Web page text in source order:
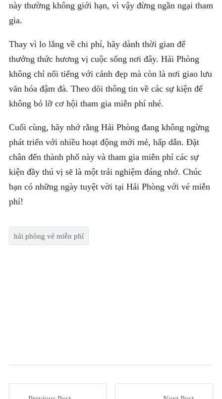
này thường không giới hạn, vì vậy đừng ngần ngại tham
gia.
Thay vì lo lắng về chi phí, hãy dành thời gian để
thưởng thức hương vị cuộc sống nơi đây. Hải Phòng
không chỉ nổi tiếng với cảnh đẹp mà còn là nơi giao lưu
văn hóa đậm đà. Theo dõi thông tin về các sự kiện để
không bỏ lỡ cơ hội tham gia miễn phí nhé.
Cuối cùng, hãy nhớ rằng Hải Phòng đang không ngừng
phát triển với nhiều hoạt động mới mẻ, hấp dẫn. Đặt
chân đến thành phố này và tham gia miễn phí các sự
kiện đầy thú vị sẽ là một trải nghiệm đáng nhớ. Chúc
bạn có những ngày tuyệt vời tại Hải Phòng với vé miễn
phí!
hải phòng vé miễn phí